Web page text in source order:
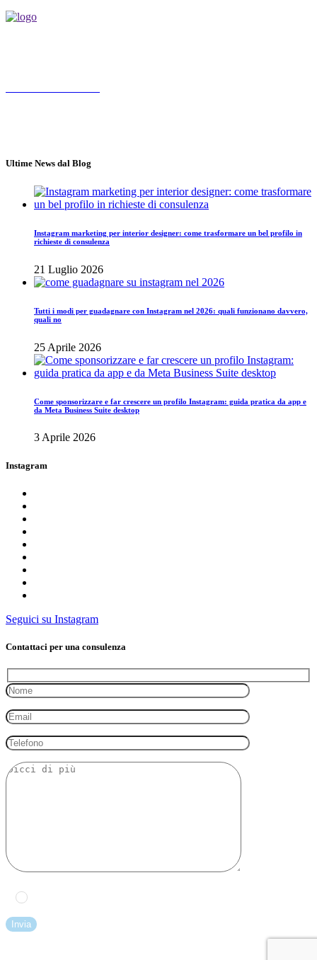
Ultime News dal Blog
Instagram marketing per interior designer: come trasformare un bel profilo in
richieste di consulenza
21 Luglio 2026
Tutti i modi per guadagnare con Instagram nel 2026: quali funzionano davvero,
quali no
25 Aprile 2026
Come sponsorizzare e far crescere un profilo Instagram: guida pratica da app e
da Meta Business Suite desktop
3 Aprile 2026
Instagram
Seguici su Instagram
Contattaci per una consulenza